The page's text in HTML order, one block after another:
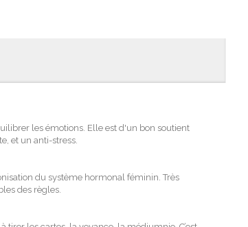
les émotions. Elle est d'un bon soutient
et un anti-stress.
du système hormonal féminin. Très
des règles.